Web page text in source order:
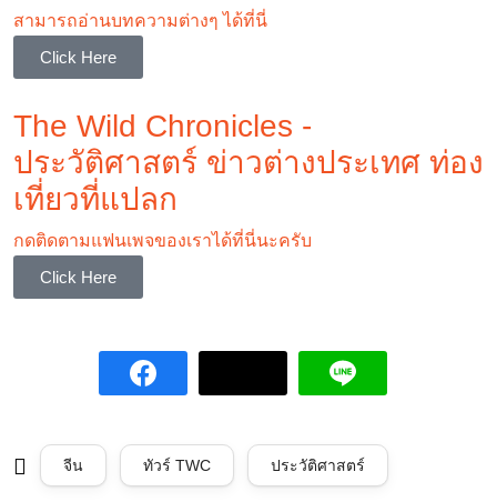
สามารถอ่านบทความต่างๆ ได้ที่นี่
Click Here
The Wild Chronicles -
ประวัติศาสตร์ ข่าวต่างประเทศ ท่อง
เที่ยวที่แปลก
กดติดตามแฟนเพจของเราได้ที่นี่นะครับ
Click Here
จีน ทัวร์ TWC ประวัติศาสตร์